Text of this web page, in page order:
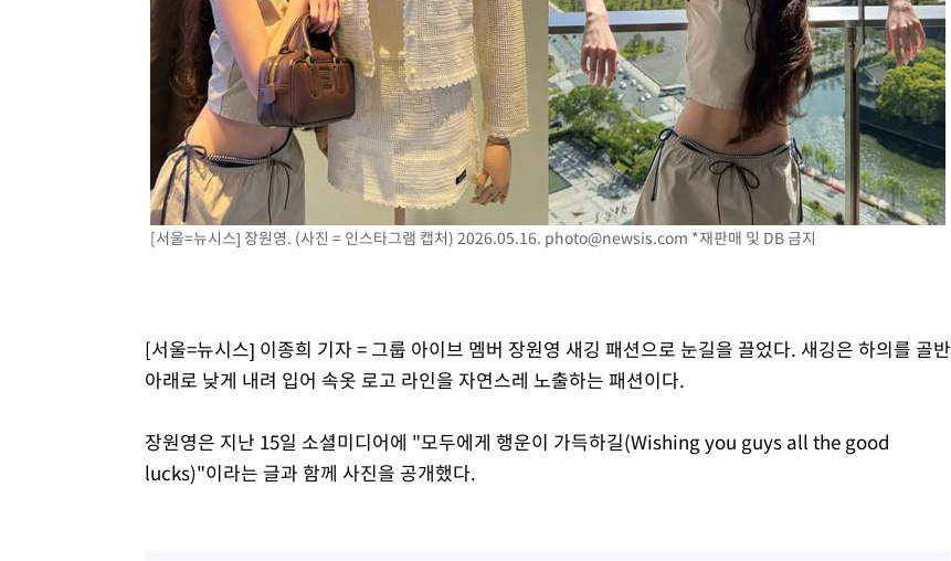
日방위성, 北이 동해로 쏜 발사체는 탄도미사일 가능성
[속보] SKT, 에이닷 서비스 장애 발생…"원인 파악 중"
[속보]합참 "북, 동해상으로 미상 발사체 발사"
'낮 최고 39도' 불볕더위…한밤 열대야도 계속[내일날씨]
[속보]7~9일 프로야구 3연전도 폭염 취소…11일 재개
"韓 외환시장 개입 관측 배경엔 美의 대한국 무역적자 있어"
'월드컵 탈락 후폭풍' 축구협회…초유의 압수수색에 '충격·당황'
서울 낮 37.9도, 올여름 최고치 경신…영등포 순간 '40도'
[속보]원·달러 환율, 0.7원 내린 1423.8원 마감
"여기 떨어졌다"…다누리, 스페이스X 로켓 달 충돌 흔적 포착
내일까지 39도 '펄펄'…기상청 "태풍 지나며 폭염 잠시 꺾인다"
[서울=뉴시스] 장원영. (사진 = 인스타그램 캡처) 2026.05.16. photo@newsis.com *재판매 및 DB 금지
[서울=뉴시스] 이종희 기자 = 그룹 아이브 멤버 장원영 새깅 패션으로 눈길을 끌었다. 새깅은 하의를 골반
아래로 낮게 내려 입어 속옷 로고 라인을 자연스레 노출하는 패션이다.
장원영은 지난 15일 소셜미디어에 "모두에게 행운이 가득하길(Wishing you guys all the good
lucks)"이라는 글과 함께 사진을 공개했다.